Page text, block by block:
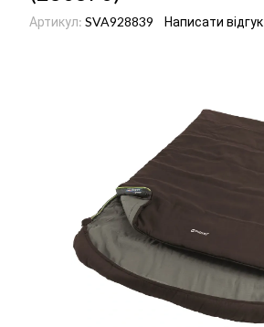
Артикул: SVA928839 Написати відгук